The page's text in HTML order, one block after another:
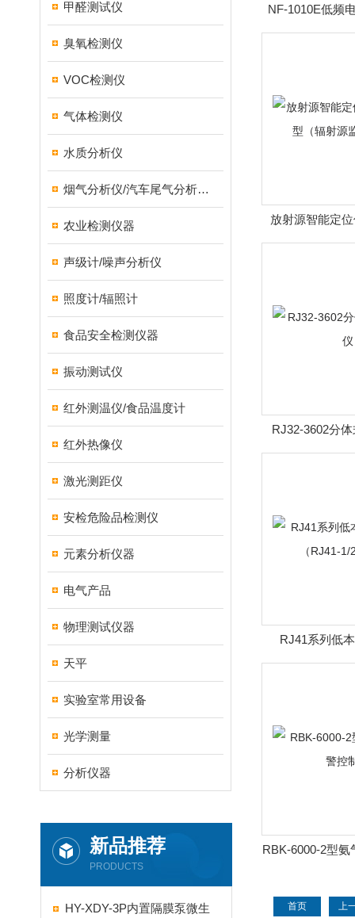
甲醛测试仪
臭氧检测仪
VOC检测仪
气体检测仪
水质分析仪
烟气分析仪/汽车尾气分析仪/转速表/汽车维修检测设备
农业检测仪器
声级计/噪声分析仪
照度计/辐照计
食品安全检测仪器
振动测试仪
红外测温仪/食品温度计
红外热像仪
激光测距仪
安检危险品检测仪
元素分析仪器
电气产品
物理测试仪器
天平
实验室常用设备
光学测量
分析仪器
新品推荐
PRODUCTS
HY-XDY-3P内置隔膜泵微生
NF-1010E低频
放射源智能定
（辐射源
RJ32-3602分
RJ41系列低
（RJ41-1/
RBK-6000-2型
首页 上